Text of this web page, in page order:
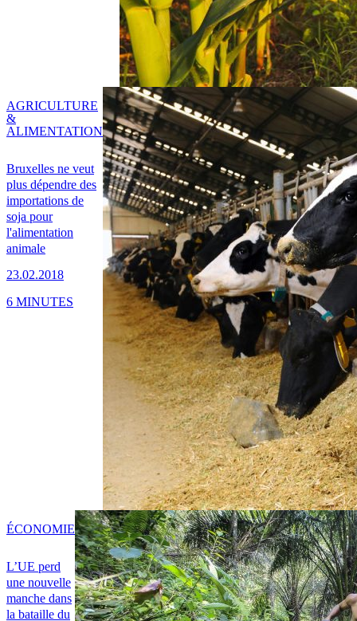
Bruxelles ne veut
plus dépendre des
importations de
soja pour
l'alimentation
animale
23.02.2018
AGRICULTURE
&
ALIMENTATION
6 MINUTES
L’UE perd
une nouvelle
manche dans
la bataille du
ÉCONOMIE